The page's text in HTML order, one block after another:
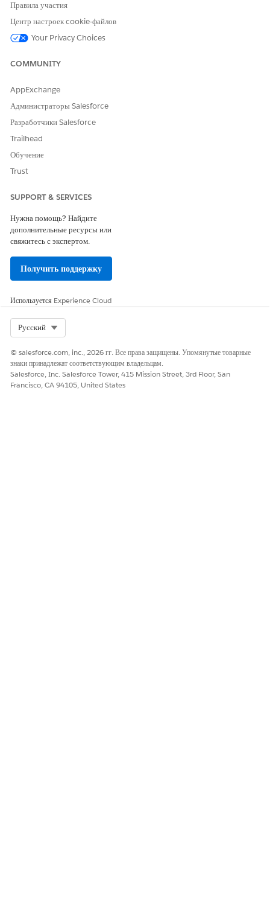
настройках и создайте взаимосвязи между родительскими и
дочерними объектами, одноранговыми объектами и
связанными объектами для родительского объекта. Используйте
конструктор приложений Lightning для добавления графиков
на страницы, например, организации или транспортного
Создание графика центра действенных взаимосвязей для
транспортных средств
графике для записей транспортных средств. Настройте график
центра действенных взаимосвязей (ARC) с информацией,
актуальной для торговых дилеров, техников обслуживания и
ЭТА СТАТЬЯ РЕШИЛА ВАШУ ПРОБЛЕМУ?
Правила участия
Центр настроек cookie-файлов
Your Privacy Choices
COMMUNITY
AppExchange
Администраторы Salesforce
Разработчики Salesforce
Trailhead
Обучение
Trust
SUPPORT & SERVICES
Нужна помощь? Найдите
дополнительные ресурсы или
свяжитесь с экспертом.
Получить поддержку
Используется Experience Cloud
Русский
© salesforce.com, inc., 2026 гг. Все права защищены. Упомянутые товарные
знаки принадлежат соответствующим владельцам.
Salesforce, Inc. Salesforce Tower, 415 Mission Street, 3rd Floor, San
Francisco, CA 94105, United States